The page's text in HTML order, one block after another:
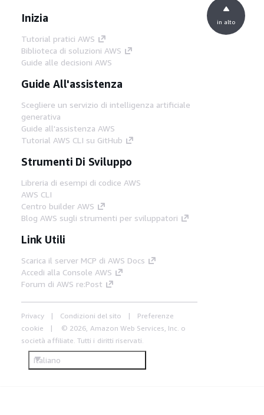
Inizia
Tutorial pratici AWS
Biblioteca di soluzioni AWS
Guide alle decisioni AWS
Guide All'assistenza
Scegliere un servizio di intelligenza artificiale
generativa
Guide all'assistenza AWS
Tutorial AWS CLI su GitHub
Strumenti Di Sviluppo
Libreria di esempi di codice AWS
AWS CLI
Centro builder AWS
Blog AWS sugli strumenti per sviluppatori
Link Utili
Scarica il server MCP di AWS Docs
Accedi alla Console AWS
Forum di AWS re:Post
Privacy Condizioni del sito
Preferenze
cookie
© 2026, Amazon Web Services, Inc. o
società affiliate. Tutti i diritti riservati.
Italiano
in alto